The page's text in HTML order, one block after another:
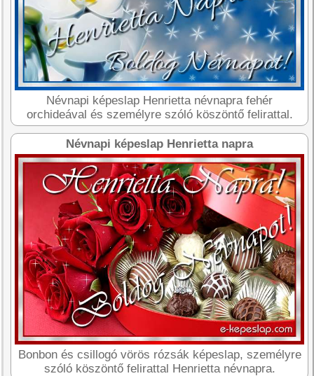
Névnapi képeslap Henrietta névnapra fehér
orchideával és személyre szóló köszöntő felirattal.
Névnapi képeslap Henrietta napra
Bonbon és csillogó vörös rózsák képeslap, személyre
szóló köszöntő felirattal Henrietta névnapra.